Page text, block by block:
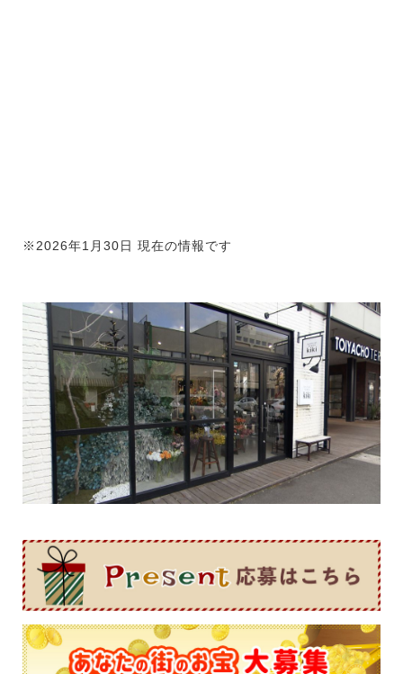
※2026年1月30日 現在の情報です